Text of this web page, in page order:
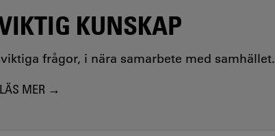
KUNSKAP
frågor, i nära samarbete med samhället.
LÄS MER